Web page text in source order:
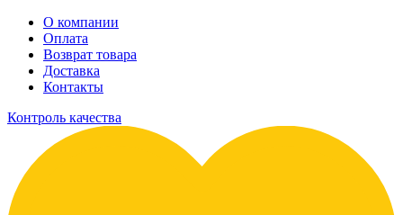
О компании
Оплата
Возврат товара
Доставка
Контакты
Контроль качества